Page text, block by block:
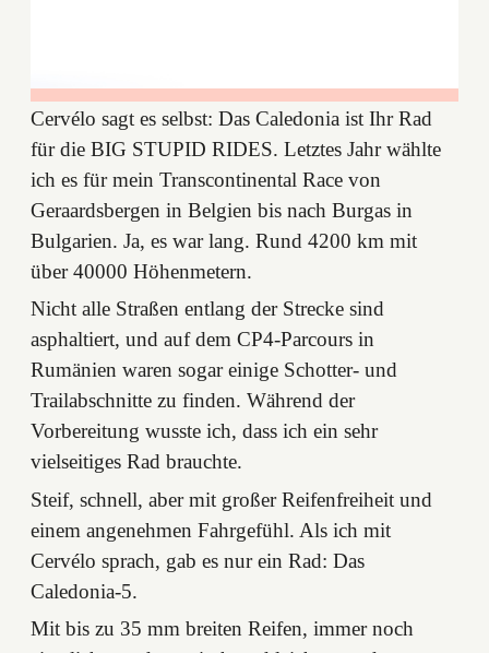
Cervélo sagt es selbst: Das Caledonia ist Ihr Rad
für die BIG STUPID RIDES. Letztes Jahr wählte
ich es für mein Transcontinental Race von
Geraardsbergen in Belgien bis nach Burgas in
Bulgarien. Ja, es war lang. Rund 4200 km mit
über 40000 Höhenmetern.
Nicht alle Straßen entlang der Strecke sind
asphaltiert, und auf dem CP4-Parcours in
Rumänien waren sogar einige Schotter- und
Trailabschnitte zu finden. Während der
Vorbereitung wusste ich, dass ich ein sehr
vielseitiges Rad brauchte.
Steif, schnell, aber mit großer Reifenfreiheit und
einem angenehmen Fahrgefühl. Als ich mit
Cervélo sprach, gab es nur ein Rad: Das
Caledonia-5.
Mit bis zu 35 mm breiten Reifen, immer noch